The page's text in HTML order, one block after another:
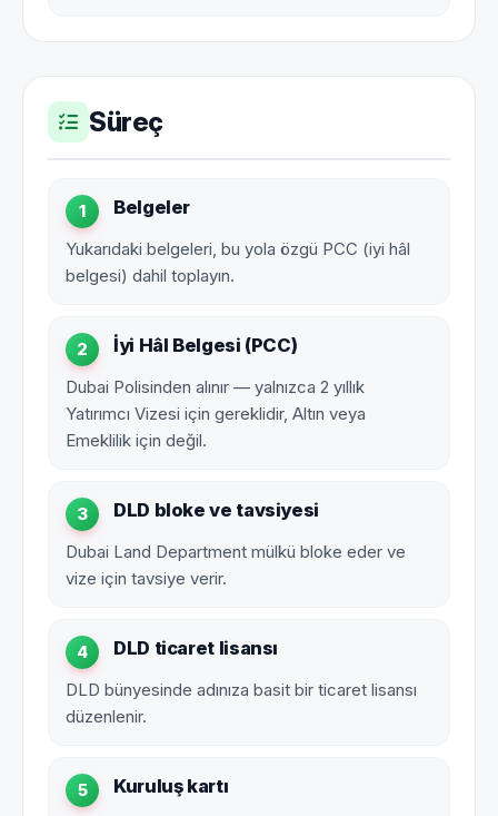
Süreç
1 Belgeler
Yukarıdaki belgeleri, bu yola özgü PCC (iyi hâl
belgesi) dahil toplayın.
2 İyi Hâl Belgesi (PCC)
Dubai Polisinden alınır — yalnızca 2 yıllık
Yatırımcı Vizesi için gereklidir, Altın veya
Emeklilik için değil.
3 DLD bloke ve tavsiyesi
Dubai Land Department mülkü bloke eder ve
vize için tavsiye verir.
4 DLD ticaret lisansı
DLD bünyesinde adınıza basit bir ticaret lisansı
düzenlenir.
5 Kuruluş kartı